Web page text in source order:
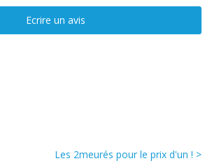
Ecrire un avis
Les 2meurés pour le prix d'un ! >